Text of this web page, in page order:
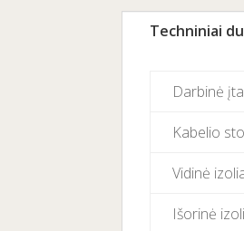
Techniniai
Darbinė
Kabelio
Vidinė
Išorinė